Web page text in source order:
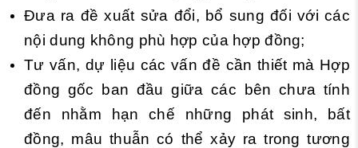
Đưa ra đề xuất sửa đổi, bổ sung đối với các
nội dung không phù hợp của hợp đồng;
Tư vấn, dự liệu các vấn đề cần thiết mà Hợp
đồng gốc ban đầu giữa các bên chưa tính
đến nhằm hạn chế những phát sinh, bất
đồng, mâu thuẫn có thể xảy ra trong tương